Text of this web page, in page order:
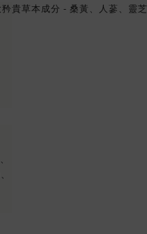
貴草本成分 - 桑黃、人蔘、